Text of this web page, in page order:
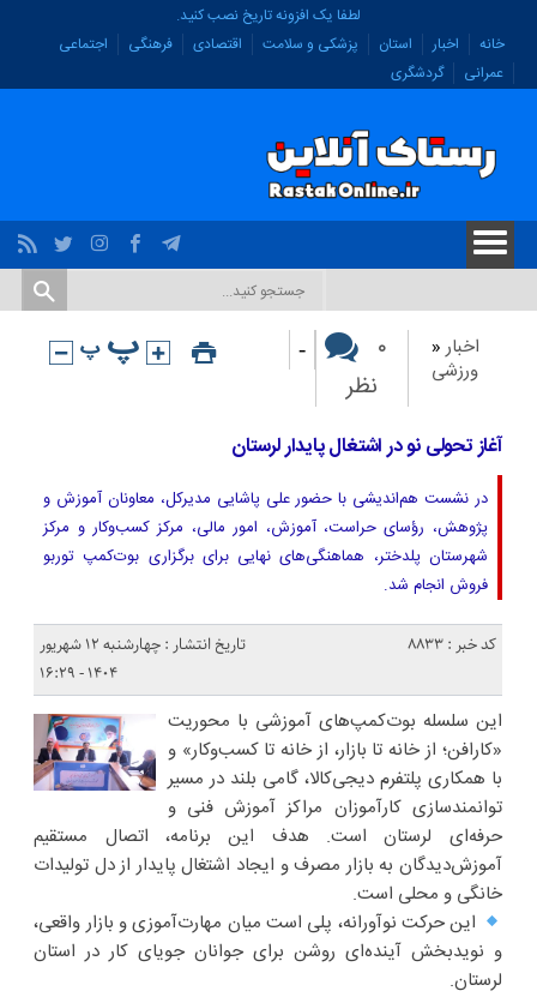
لطفا یک افزونه تاریخ نصب کنید.
خانه
اخبار استان پزشکی و سلامت اقتصادی فرهنگی
اجتماعی
عمرانی
گردشگری
اخبار«
ورزشی
۰
نظر
-
آغاز تحولی نو در اشتغال پایدار لرستان
در نشست هم‌اندیشی با حضور علی پاشایی مدیرکل، معاونان آموزش و
پژوهش، رؤسای حراست، آموزش، امور مالی، مرکز کسب‌وکار و مرکز
شهرستان پلدختر، هماهنگی‌های نهایی برای برگزاری بوت‌کمپ توربو
فروش انجام شد.
کد خبر : 8833
تاریخ انتشار : چهارشنبه ۱۲ شهریور
۱۴۰۴ - ۱۶:۲۹
این سلسله بوت‌کمپ‌های آموزشی با محوریت
«کارافن؛ از خانه تا بازار، از خانه تا کسب‌وکار» و
با همکاری پلتفرم دیجی‌کالا، گامی بلند در مسیر
توانمندسازی کارآموزان مراکز آموزش فنی و
حرفه‌ای لرستان است. هدف این برنامه، اتصال مستقیم
آموزش‌دیدگان به بازار مصرف و ایجاد اشتغال پایدار از دل تولیدات
خانگی و محلی است.
این حرکت نوآورانه، پلی است میان مهارت‌آموزی و بازار واقعی،
و نویدبخش آینده‌ای روشن برای جوانان جویای کار در استان
لرستان.